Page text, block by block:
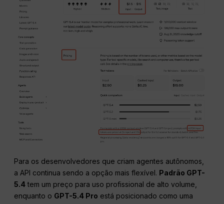
Para os desenvolvedores que criam agentes autônomos,
a API continua sendo a opção mais flexível. Padrão GPT-
5.4tem um preço para uso profissional de alto volume,
enquanto o GPT-5.4 Pro está posicionado como uma